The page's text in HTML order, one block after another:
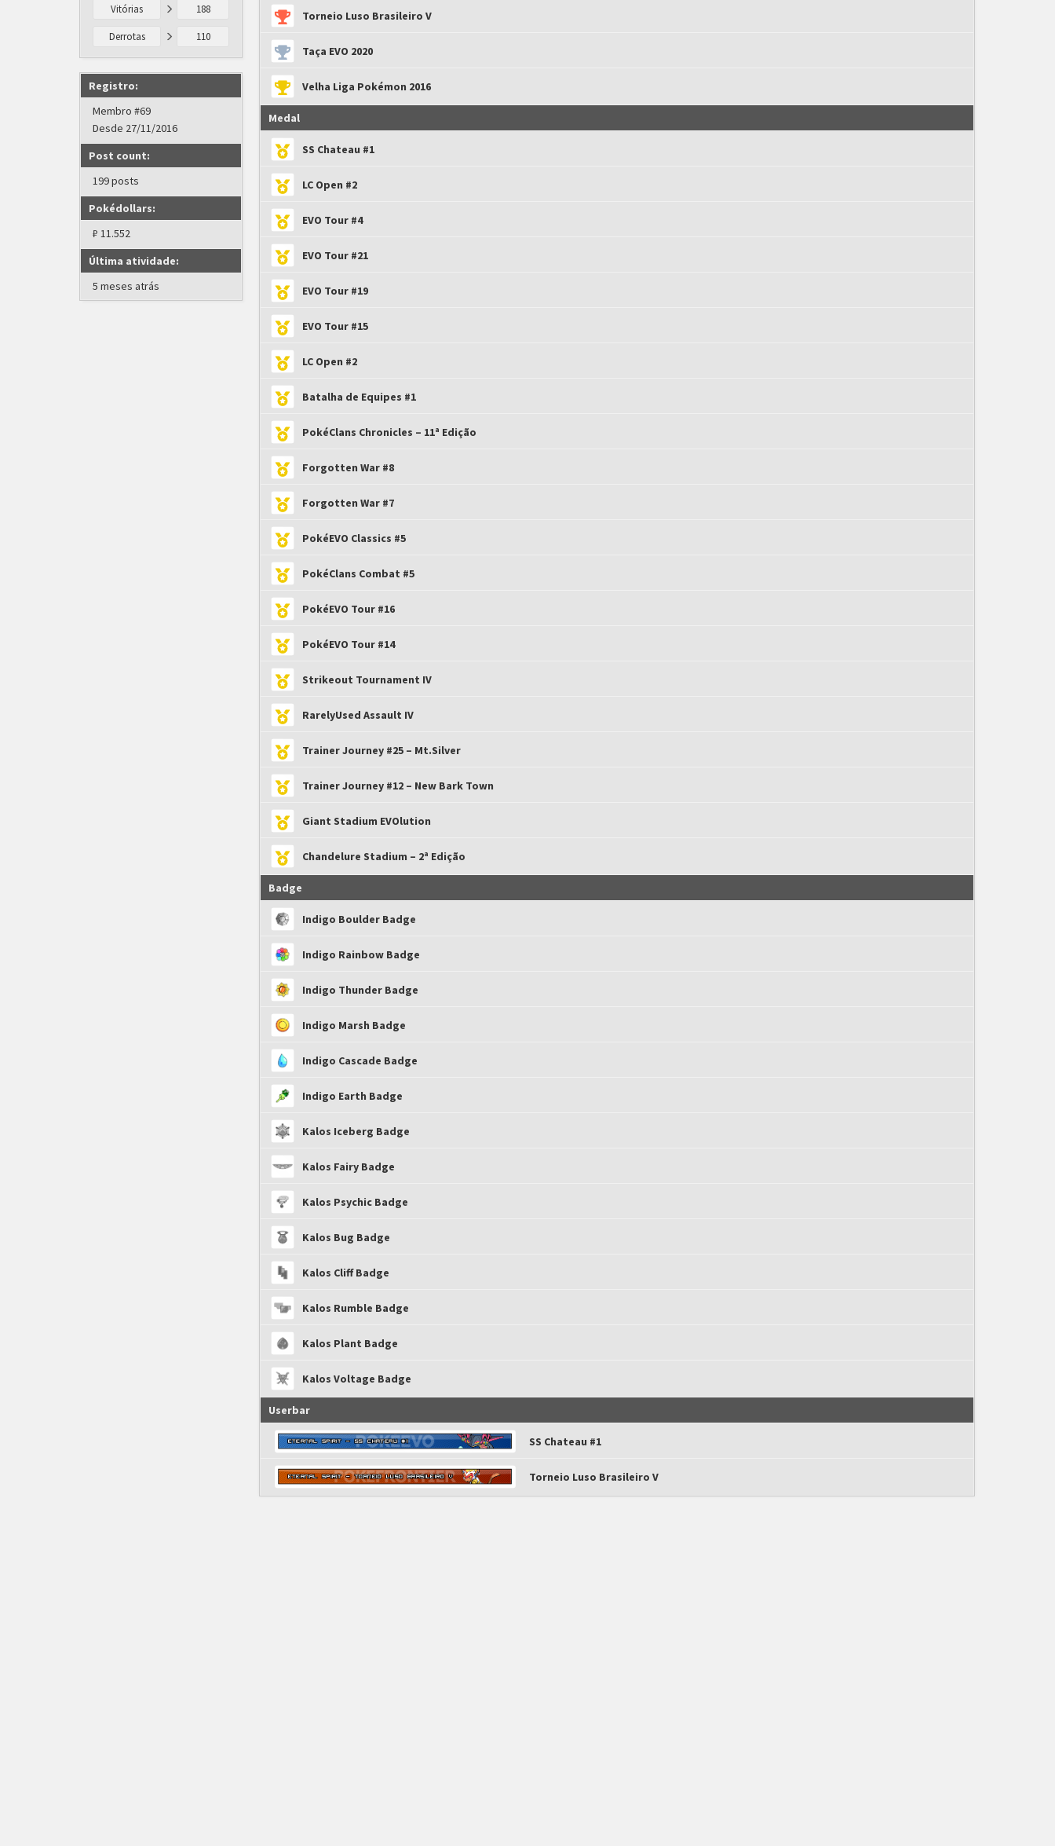
Vitórias 188
Derrotas 110
Registro:
Membro #69
Desde 27/11/2016
Post count:
199 posts
Pokédollars:
₽ 11.552
Última atividade:
5 meses atrás
Torneio Luso Brasileiro V
Taça EVO 2020
Velha Liga Pokémon 2016
Medal
SS Chateau #1
LC Open #2
EVO Tour #4
EVO Tour #21
EVO Tour #19
EVO Tour #15
LC Open #2
Batalha de Equipes #1
PokéClans Chronicles – 11ª Edição
Forgotten War #8
Forgotten War #7
PokéEVO Classics #5
PokéClans Combat #5
PokéEVO Tour #16
PokéEVO Tour #14
Strikeout Tournament IV
RarelyUsed Assault IV
Trainer Journey #25 – Mt.Silver
Trainer Journey #12 – New Bark Town
Giant Stadium EVOlution
Chandelure Stadium – 2ª Edição
Badge
Indigo Boulder Badge
Indigo Rainbow Badge
Indigo Thunder Badge
Indigo Marsh Badge
Indigo Cascade Badge
Indigo Earth Badge
Kalos Iceberg Badge
Kalos Fairy Badge
Kalos Psychic Badge
Kalos Bug Badge
Kalos Cliff Badge
Kalos Rumble Badge
Kalos Plant Badge
Kalos Voltage Badge
Userbar
SS Chateau #1
Torneio Luso Brasileiro V